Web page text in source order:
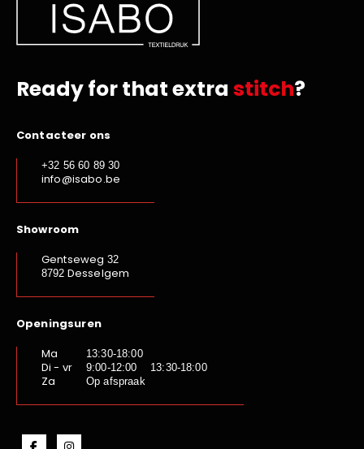
Ready for that extra stitch?
Contacteer ons
+32 56 60 89 30
info@isabo.be
Showroom
Gentseweg 32
8792 Desselgem
Openingsuren
Ma
13:30-18:00
Di - vr 9:00-12:00 13:30-18:00
Za Op afspraak